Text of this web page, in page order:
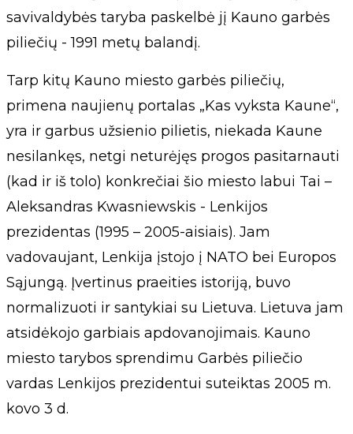
savivaldybės taryba paskelbė jį Kauno garbės
piliečių - 1991 metų balandį.
Tarp kitų Kauno miesto garbės piliečių,
primena naujienų portalas „Kas vyksta Kaune“,
yra ir garbus užsienio pilietis, niekada Kaune
nesilankęs, netgi neturėjęs progos pasitarnauti
(kad ir iš tolo) konkrečiai šio miesto labui Tai –
Aleksandras Kwasniewskis - Lenkijos
prezidentas (1995 – 2005-aisiais). Jam
vadovaujant, Lenkija įstojo į NATO bei Europos
Sąjungą. Įvertinus praeities istoriją, buvo
normalizuoti ir santykiai su Lietuva. Lietuva jam
atsidėkojo garbiais apdovanojimais. Kauno
miesto tarybos sprendimu Garbės piliečio
vardas Lenkijos prezidentui suteiktas 2005 m.
kovo 3 d.